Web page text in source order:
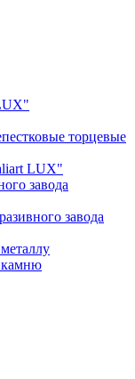
торцевые
LUX"
завода
завода